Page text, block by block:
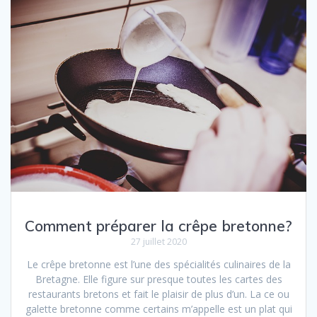
Comment préparer la crêpe bretonne?
27 juillet 2020
Le crêpe bretonne est l’une des spécialités culinaires de la
Bretagne. Elle figure sur presque toutes les cartes des
restaurants bretons et fait le plaisir de plus d’un. La ce ou
galette bretonne comme certains m’appelle est un plat qui